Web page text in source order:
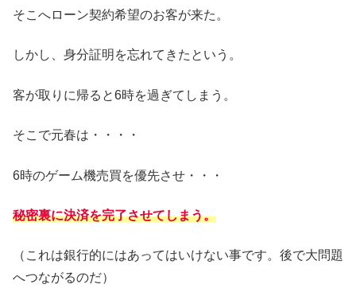
そこへローン契約希望のお客が来た。
しかし、身分証明を忘れてきたという。
客が取りに帰ると6時を過ぎてしまう。
そこで元春は・・・・
6時のゲーム機売買を優先させ・・・
秘密裏に決済を完了させてしまう。
（これは銀行的にはあってはいけない事です。後で大問題
へつながるのだ）